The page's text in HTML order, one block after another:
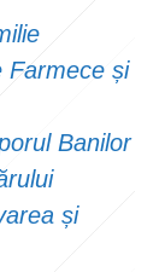
Farmece și
Banilor
și